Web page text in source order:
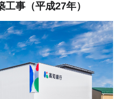
事（平成27年）